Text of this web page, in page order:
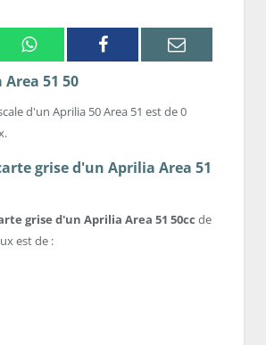
WhatsappFacebook Email
51 50
d'un Aprilia 50 Area 51 est de 0
grise d'un Aprilia Area 51
grise d'un Aprilia Area 51 50cc de
est de :